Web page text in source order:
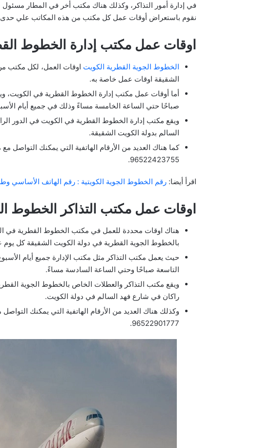
في إدارة أمور التذاكر، وكذلك هناك مكتب أخر في المطار
نقوم باستعراض أوقات عمل كل مكتب من هذه المكاتب علي
اوقات عمل مكتب إدارة الخطوط
الخطوط الجوية القطرية الكويت اوقات العمل، لكل مكتب
الشقيقة اوقات عمل خاصة به.
أما أوقات عمل مكتب إدارة الخطوط القطرية في الكويت،
صباحًا حتي الساعة الخامسة مساءً وذلك في جميع أيام
ويقع مكتب إدارة الخطوط القطرية في الكويت في الدور
السالم بدولة الكويت الشقيقة.
كما هناك العديد من الأرقام الهاتفية التي يمكنك
96522423755.
اقرأ أيضا: رقم الخطوط الجوية الكويتية : رقم الهاتف الأساسي
اوقات عمل مكتب التذاكر الخطوط
هناك اوقات محددة للعمل في مكتب الخطوط القطرية في
بالخطوط الجوية القطرية في دولة الكويت الشقيقة كل يوم
حيث يعمل مكتب التذاكر مثل مكتب الإدارة جميع أيام
التاسعة صباحًا وحتي الساعة السادسة مساءً.
ويقع مكتب التذاكر والعطلات الخاص بالخطوط الجوية
راكان في شارع فهد السالم في دولة الكويت.
وكذلك هناك العديد من الأرقام الهاتفية التي يمكنك
96522901777.